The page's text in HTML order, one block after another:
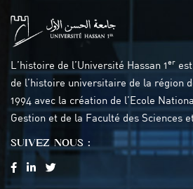
L’histoire de l’Université Hassan 1er
de l’histoire universitaire de la région
1994 avec la création de l’Ecole
Gestion et de la Faculté des Sciences
SUIVEZ NOUS :